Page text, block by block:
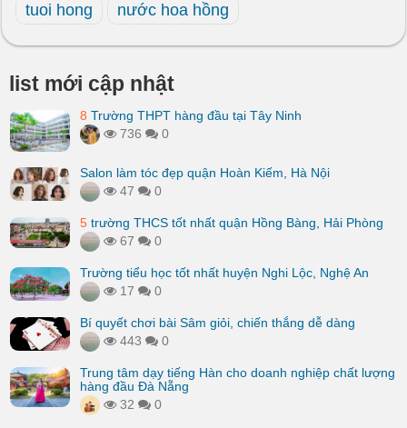
tuoi hong
nước hoa hồng
list mới cập nhật
8 Trường THPT hàng đầu tại Tây Ninh
736
0
Salon làm tóc đẹp quận Hoàn Kiếm, Hà Nội
47
0
5 trường THCS tốt nhất quận Hồng Bàng, Hải Phòng
67
0
Trường tiểu học tốt nhất huyện Nghi Lộc, Nghệ An
17
0
Bí quyết chơi bài Sâm giỏi, chiến thắng dễ dàng
443
0
Trung tâm dạy tiếng Hàn cho doanh nghiệp chất lượng
hàng đầu Đà Nẵng
32
0